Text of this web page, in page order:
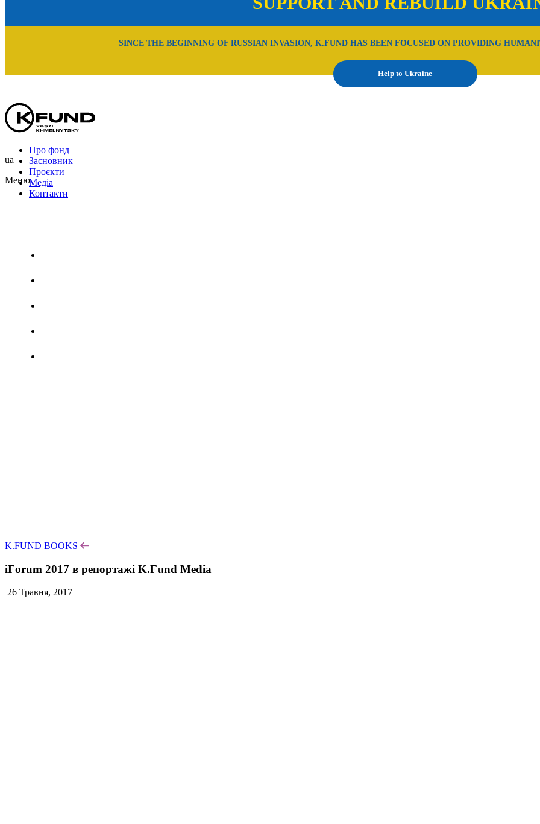
SINCE THE BEGINNING OF RUSSIAN INVASION, K.FUND HAS BEEN FOCUSED ON PROVIDING
Help to Ukraine
Про фонд
Засновник
Проєкти
Медіа
Контакти
ua
Меню
K.FUND BOOKS
iForum 2017 в репортажі K.Fund Media
26 Травня, 2017